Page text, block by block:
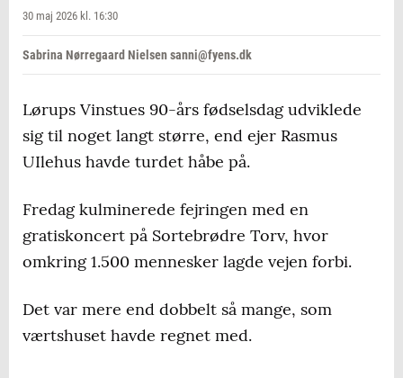
30 maj 2026 kl. 16:30
Sabrina Nørregaard Nielsen sanni@fyens.dk
Lørups Vinstues 90-års fødselsdag udviklede
sig til noget langt større, end ejer Rasmus
UIlehus havde turdet håbe på.
Fredag kulminerede fejringen med en
gratiskoncert på Sortebrødre Torv, hvor
omkring 1.500 mennesker lagde vejen forbi.
Det var mere end dobbelt så mange, som
værtshuset havde regnet med.